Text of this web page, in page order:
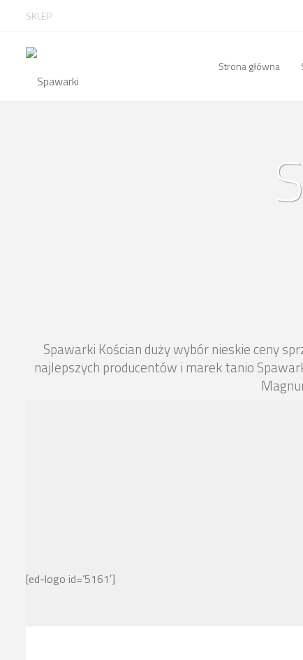
SKLEP
Strona główna
Spawarki Kościan duży wybór nieskie ceny
najlepszych producentów i marek tanio
[ed-logo id=’5161′]